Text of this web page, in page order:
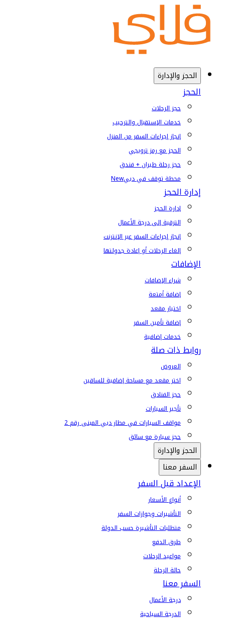
الحجز والإدارة
الحجز
حجز الرحلات
خدمات الإستقبال والترحيب
إنجاز إجراءات السفر من المنزل
الحجز مع رمز ترويجي
حجز رحلة طيران + فندق
محطة توقف في دبيNew
إدارة الحجز
إدارة الحجز
الترقية إلى درجة الأعمال
إنجاز إجراءات السفر عبر الإنترنت
إلغاء الرحلات أو إعادة جدولتها
الإضافات
شراء الإضافات
إضافة أمتعة
اختيار مقعد
إضافة تأمين السفر
خدمات إضافية
روابط ذات صلة
العروض
اختر مقعد مع مساحة إضافية للساقين
حجز الفنادق
تأجير السيارات
مواقف السيارات في مطار دبي المبنى رقم 2
حجز سيارة مع سائق
الحجز والإدارة
السفر معنا
الإعداد قبل السفر
أنواع الأسعار
التأشيرات وجوازات السفر
متطلبات التأشيرة حسب الدولة
طرق الدفع
مواعيد الرحلات
حالة الرحلة
السفر معنا
درجة الأعمال
الدرجة السياحية